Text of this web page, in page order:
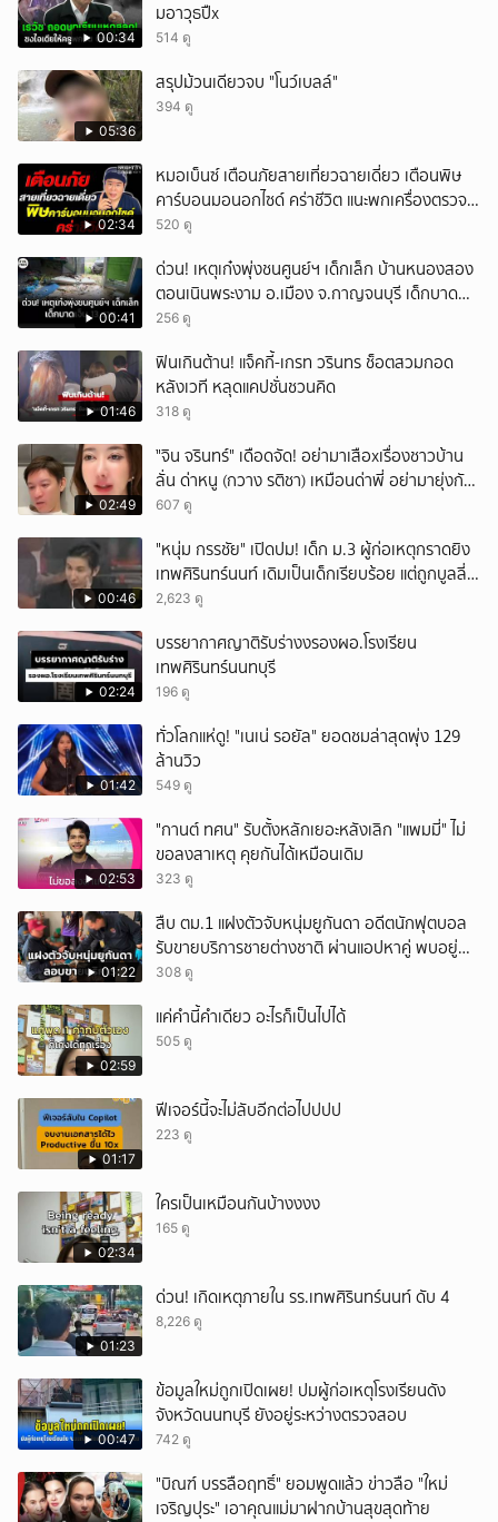
00:34
มอาวุธปืx
514 ดู
05:36
สรุปม้วนเดียวจบ "โนว์เบลล์"
394 ดู
02:34
หมอเบ็นซ์ เตือนภัยสายเที่ยวฉายเดี่ยว เตือนพิษ
คาร์บอนมอนอกไซด์ คร่าชีวิต แนะพกเครื่องตรวจ
วัดติดตัว
520 ดู
00:41
ด่วน! เหตุเก๋งพุ่งชนศูนย์ฯ เด็กเล็ก บ้านหนองสอง
ตอนเนินพระงาม อ.เมือง จ.กาญจนบุรี เด็กบาด
เจ็บ 13 ราย
256 ดู
01:46
ฟินเกินต้าน! แจ็คกี้-เกรท วรินทร ช็อตสวมกอด
หลังเวที หลุดแคปชั่นชวนคิด
318 ดู
02:49
ั่"จิน จรินทร์" เดือดจัด! อย่ามาเสือxเรื่องชาวบ้าน
ลั่น ด่าหนู (กวาง รติชา) เหมือนด่าพี่ อย่ามายุ่งกับ
คนของผม จบ!!!
607 ดู
00:46
"หนุ่ม กรรชัย" เปิดปม! เด็ก ม.3 ผู้ก่อเหตุกราดยิง
เทพศิรินทร์นนท์ เดิมเป็นเด็กเรียบร้อย แต่ถูกบูลลี่
หนัก คาดแรงกดดันสะสมกลายเป็นแรงแค้น จนก่อ
2,623 ดู
02:24
บรรยากาศญาติรับร่างงรองผอ.โรงเรียน
เทพศิรินทร์นนทบุรี
196 ดู
01:42
ทั่วโลกแห่ดู! "เนเน่ รอยัล" ยอดชมล่าสุดพุ่ง 129
ล้านวิว
549 ดู
02:53
"กานต์ ทศน" รับตั้งหลักเยอะหลังเลิก "แพมมี่" ไม่
ขอลงสาเหตุ คุยกันได้เหมือนเดิม
323 ดู
01:22
สืบ ตม.1 แฝงตัวจับหนุ่มยูกันดา อดีตนักฟุตบอล
รับขายบริการชายต่างชาติ ผ่านแอปหาคู่ พบอยู่
เกินกำหนดอนุญาต
308 ดู
02:59
แค่คำนี้คำเดียว อะไรก็เป็นไปได้
505 ดู
01:17
ฟีเจอร์นี้จะไม่ลับอีกต่อไปปปป
223 ดู
02:34
ใครเป็นเหมือนกันบ้างงงง
165 ดู
01:23
ด่วน! เกิดเหตุภายใน รร.เทพศิรินทร์นนท์ ดับ 4
8,226 ดู
00:47
ข้อมูลใหม่ถูกเปิดเผย! ปมผู้ก่อเหตุโรงเรียนดัง
จังหวัดนนทบุรี ยังอยู่ระหว่างตรวจสอบ
742 ดู
"บิณฑ์ บรรลือฤทธิ์" ยอมพูดแล้ว ข่าวลือ "ใหม่
เจริญปุระ" เอาคุณแม่มาฝากบ้านสุขสุดท้าย